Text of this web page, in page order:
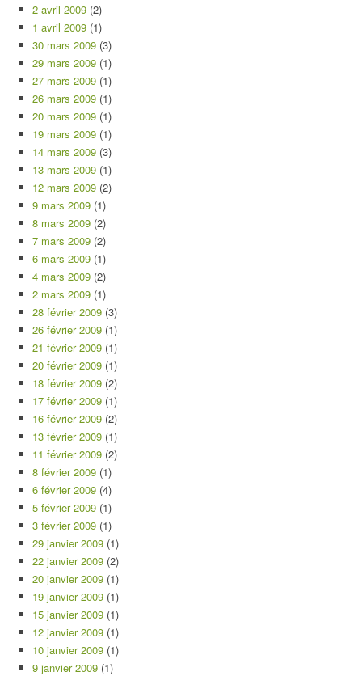
2 avril 2009 (2)
1 avril 2009 (1)
30 mars 2009 (3)
29 mars 2009 (1)
27 mars 2009 (1)
26 mars 2009 (1)
20 mars 2009 (1)
19 mars 2009 (1)
14 mars 2009 (3)
13 mars 2009 (1)
12 mars 2009 (2)
9 mars 2009 (1)
8 mars 2009 (2)
7 mars 2009 (2)
6 mars 2009 (1)
4 mars 2009 (2)
2 mars 2009 (1)
28 février 2009 (3)
26 février 2009 (1)
21 février 2009 (1)
20 février 2009 (1)
18 février 2009 (2)
17 février 2009 (1)
16 février 2009 (2)
13 février 2009 (1)
11 février 2009 (2)
8 février 2009 (1)
6 février 2009 (4)
5 février 2009 (1)
3 février 2009 (1)
29 janvier 2009 (1)
22 janvier 2009 (2)
20 janvier 2009 (1)
19 janvier 2009 (1)
15 janvier 2009 (1)
12 janvier 2009 (1)
10 janvier 2009 (1)
9 janvier 2009 (1)